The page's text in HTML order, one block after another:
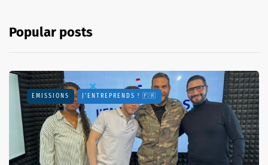
Popular posts
EMISSIONS J'ENTREPRENDS ! 🇫🇷